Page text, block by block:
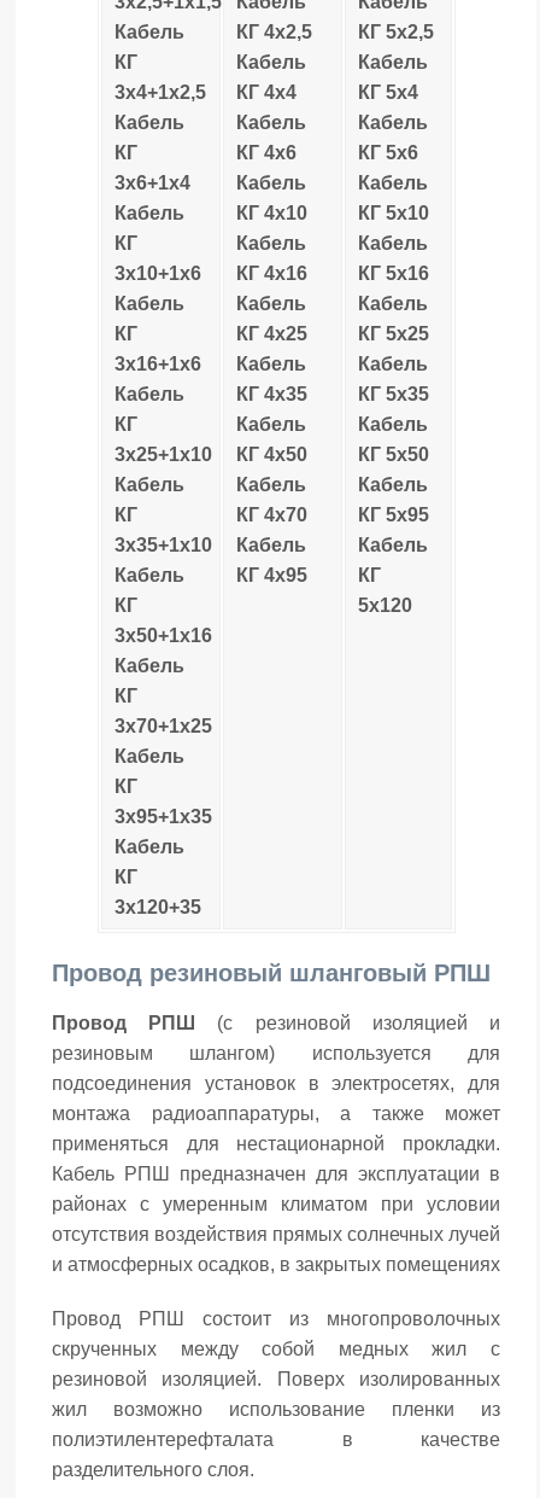
Кабель
КГ
3х4+1х2,5
Кабель
КГ
3х6+1х4
Кабель
КГ
3х10+1х6
Кабель
КГ
3х16+1х6
Кабель
КГ
3х25+1х10
Кабель
КГ
3х35+1х10
Кабель
КГ
3х50+1х16
Кабель
КГ
3х70+1х25
Кабель
КГ
3х95+1х35
Кабель
КГ
3х120+35
КГ 4х2,5
Кабель
КГ 4х4
Кабель
КГ 4х6
Кабель
КГ 4х10
Кабель
КГ 4х16
Кабель
КГ 4х25
Кабель
КГ 4х35
Кабель
КГ 4х50
Кабель
КГ 4х70
Кабель
КГ 4х95
КГ 5х2,5
Кабель
КГ 5х4
Кабель
КГ 5х6
Кабель
КГ 5х10
Кабель
КГ 5х16
Кабель
КГ 5х25
Кабель
КГ 5х35
Кабель
КГ 5х50
Кабель
КГ 5х95
Кабель
КГ
5х120
Провод резиновый шланговый РПШ
Провод РПШ
(с резиновой изоляцией и
резиновым шлангом) используется для
подсоединения установок в электросетях, для
монтажа радиоаппаратуры, а также может
применяться для нестационарной прокладки.
Кабель РПШ предназначен для эксплуатации в
районах с умеренным климатом при условии
отсутствия воздействия прямых солнечных лучей
и атмосферных осадков, в закрытых помещениях
Провод РПШ состоит из многопроволочных
скрученных между собой медных жил с
резиновой изоляцией. Поверх изолированных
жил возможно использование пленки из
полиэтилентерефталата в качестве
разделительного слоя.